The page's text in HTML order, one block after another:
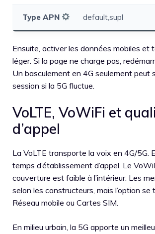
Type APN default,supl
Ensuite, activer les données mobiles et
léger. Si la page ne charge pas,
Un basculement en 4G seulement peut
session si la 5G fluctue.
VoLTE, VoWiFi et
d’appel
La VoLTE transporte la voix en 4G/5G.
temps d’établissement d’appel. Le
couverture est faible à l’intérieur. Les
selon les constructeurs, mais l’option se
Réseau mobile ou Cartes SIM.
En milieu urbain, la 5G apporte un